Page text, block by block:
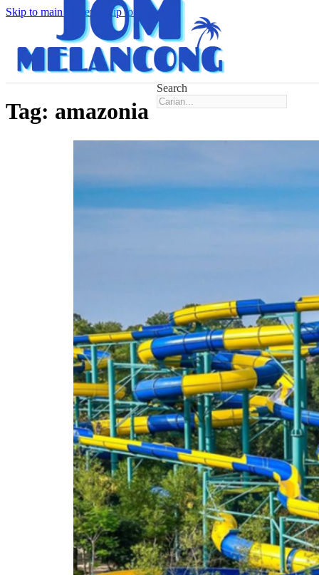
Skip to main content Skip to footer
Search
Tag: amazonia